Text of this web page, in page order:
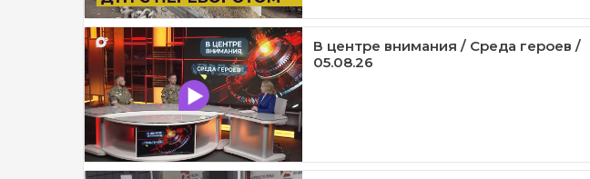
В центре внимания / Среда героев /
05.08.26